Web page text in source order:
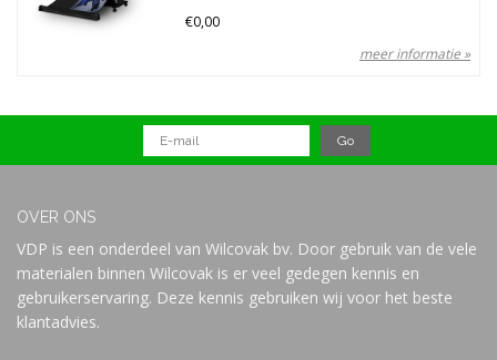
€0,00
meer informatie »
OVER ONS
VDP is een onderdeel van Wilcovak bv. Door gebruik van de vele
materialen binnen Wilcovak is er veel gedegen kennis en
gebruikerservaring. Deze kennis gebruiken wij voor het beste
klantadvies.